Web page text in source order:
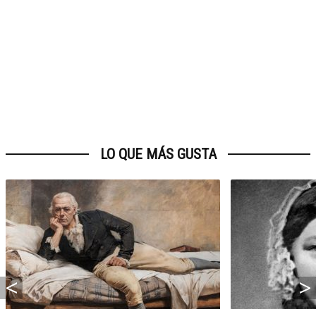
LO QUE MÁS GUSTA